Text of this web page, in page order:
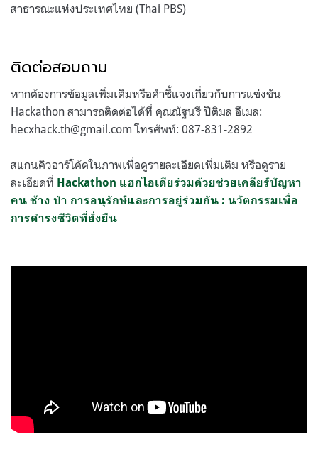
สาธารณะแห่งประเทศไทย (Thai PBS)
ติดต่อสอบถาม
หากต้องการข้อมูลเพิ่มเติมหรือคำชี้แจงเกี่ยวกับการแข่งขัน
Hackathon สามารถติดต่อได้ที่ คุณณัฐนรี ปิติมล อีเมล:
hecxhack.th@gmail.com โทรศัพท์: 087-831-2892
สแกนคิวอาร์โค้ดในภาพเพื่อดูรายละเอียดเพิ่มเติม หรือดูราย
ละเอียดที่ Hackathon แฮกไอเดียร่วมด้วยช่วยเคลียร์ปัญหา
คน ช้าง ป่า การอนุรักษ์และการอยู่ร่วมกัน : นวัตกรรมเพื่อ
การดำรงชีวิตที่ยั่งยืน